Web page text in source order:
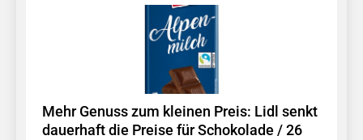
Mehr Genuss zum kleinen Preis: Lidl senkt
dauerhaft die Preise für Schokolade / 26